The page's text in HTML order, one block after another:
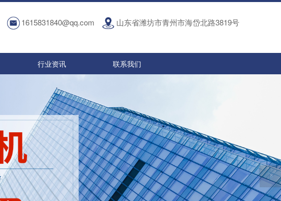
1615831840@qq.com 山东省潍坊市青州市海岱北路3819号
行业资讯 联系我们